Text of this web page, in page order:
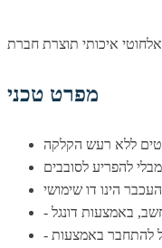
מפרט טכני